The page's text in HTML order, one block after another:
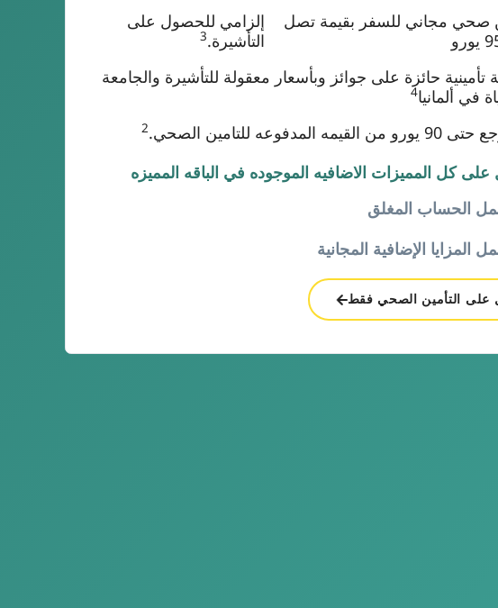
صحي مجاني للسفر بقيمة تصل
إلزامي للحصول على
التأشيرة.3
تأمينية حائزة على جوائز وبأسعار معقولة للتأشيرة والجامعة
في ألمانيا4
المدفوعه للتامين الصحي. 2
كل المميزات الاضافيه الموجوده في الباقه المميزه
الحساب المغلق
المزايا الإضافية المجانية
على التأمين الصحي فقط